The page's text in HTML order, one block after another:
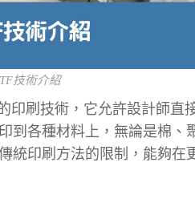
技術介紹
印刷技術，它允許設計師直
到各種材料上，無論是棉、
統印刷方法的限制，能夠在